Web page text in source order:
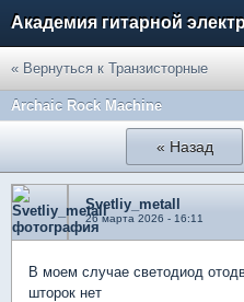
Академия гитарной
« Вернуться к Транзисторные
Archaic Rock Machine
« Назад
Svetliy_metall
26 марта 2026 - 16:11
В моем случае светодиод
шторок нет